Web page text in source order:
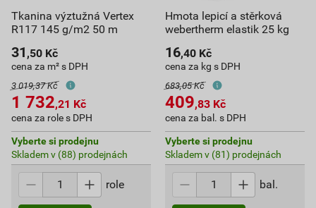
Tkanina výztužná Vertex
R117 145 g/m2 50 m
31 ,50 Kč
cena za m² s DPH
3 019,37 Kč
1 732,21 Kč
cena za role s DPH
Vyberte si prodejnu
Skladem v (88) prodejnách
role
Hmota lepicí a stěrková
webertherm elastik 25 kg
16,40 Kč
cena za kg s DPH
683,05 Kč
409,83 Kč
cena za bal. s DPH
Vyberte si prodejnu
Skladem v (81) prodejnách
bal.